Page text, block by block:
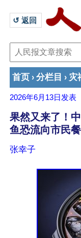
↺ 返回
首页 › 分栏目 › 灾
2026年6月13日 发表
果然又来了！
鱼恐流向市民餐
张幸子